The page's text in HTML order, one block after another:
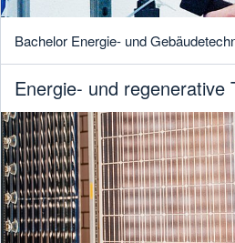
Bachelor Energie- und
Energie- und regenerative